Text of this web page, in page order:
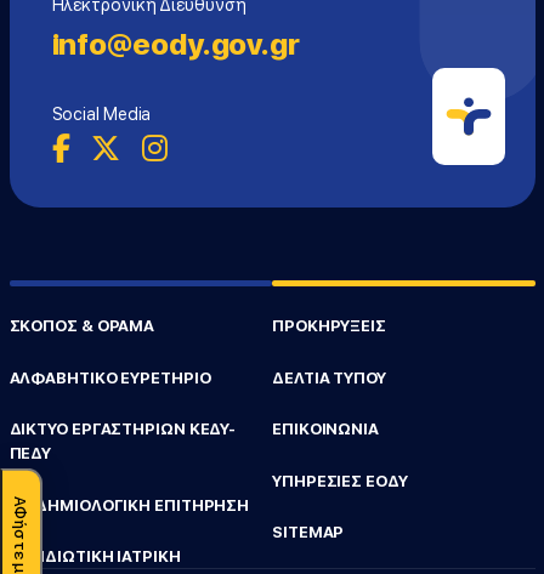
Ηλεκτρονική Διεύθυνση
info@eody.gov.gr
Social Media
ΣΚΟΠΟΣ & ΟΡΑΜΑ
ΑΛΦΑΒΗΤΙΚΟ ΕΥΡΕΤΗΡΙΟ
ΔΙΚΤΥΟ ΕΡΓΑΣΤΗΡΙΩΝ ΚΕΔΥ-
ΠΕΔΥ
ΕΠΙΔΗΜΙΟΛΟΓΙΚΗ ΕΠΙΤΗΡΗΣΗ
ΤΑΞΙΔΙΩΤΙΚΗ ΙΑΤΡΙΚΗ
ΠΡΟΚΗΡΥΞΕΙΣ
ΔΕΛΤΙΑ ΤΥΠΟΥ
ΕΠΙΚΟΙΝΩΝΙΑ
ΥΠΗΡΕΣΙΕΣ ΕΟΔΥ
SITEMAP